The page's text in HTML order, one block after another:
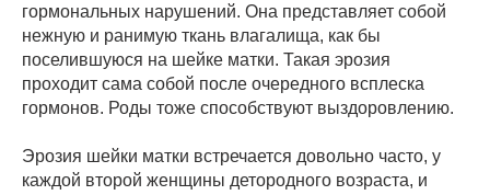
гормональных нарушений. Она представляет собой
нежную и ранимую ткань влагалища, как бы
поселившуюся на шейке матки. Такая эрозия
проходит сама собой после очередного всплеска
гормонов. Роды тоже способствуют выздоровлению.
Эрозия шейки матки встречается довольно часто, у
каждой второй женщины детородного возраста, и